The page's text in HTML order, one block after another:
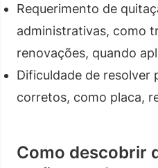
Requerimento de
administrativas, como
renovações, quando
Dificuldade de resolver
corretos, como placa,
Como descobrir